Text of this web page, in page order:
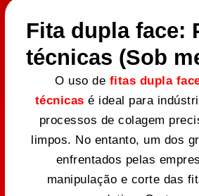
Fita dupla face:
técnicas (Sob
O uso de fitas dupla
técnicas é ideal para
processos de colagem
limpos. No entanto, um dos
enfrentados pelas
manipulação e corte das